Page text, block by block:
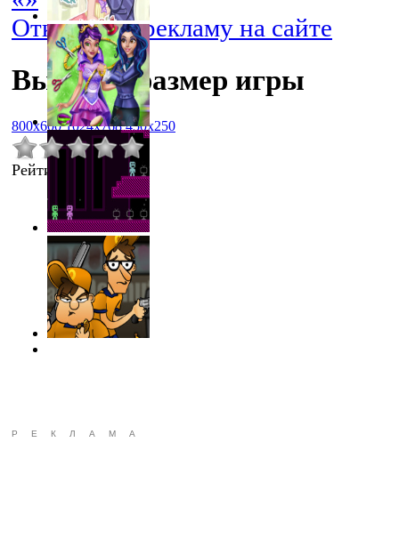
Отключить рекламу на сайте
Выбрать размер игры
800x600 1024x768 450x250
Рейтинг
РЕКЛАМА